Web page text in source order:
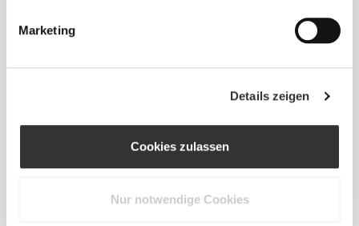
Marketing
Details zeigen
Cookies zulassen
Nur notwendige Cookies